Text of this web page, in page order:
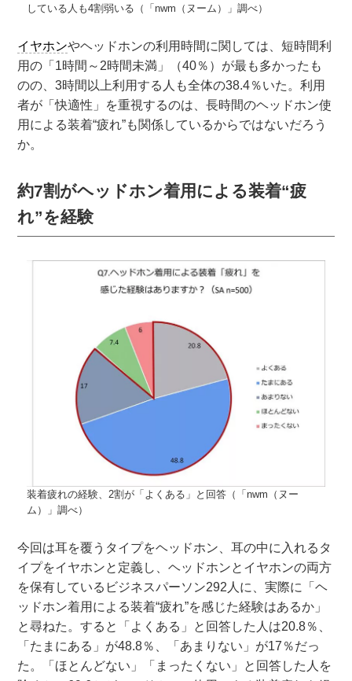
している人も4割弱いる（「nwm（ヌーム）」調べ）
イヤホンやヘッドホンの利用時間に関しては、短時間利
用の「1時間～2時間未満」（40％）が最も多かったも
のの、3時間以上利用する人も全体の38.4％いた。利用
者が「快適性」を重視するのは、長時間のヘッドホン使
用による装着“疲れ”も関係しているからではないだろう
か。
約7割がヘッドホン着用による装着“疲
れ”を経験
装着疲れの経験、2割が「よくある」と回答（「nwm（ヌー
ム）」調べ）
今回は耳を覆うタイプをヘッドホン、耳の中に入れるタ
イプをイヤホンと定義し、ヘッドホンとイヤホンの両方
を保有しているビジネスパーソン292人に、実際に「ヘ
ッドホン着用による装着“疲れ”を感じた経験はあるか」
と尋ねた。すると「よくある」と回答した人は20.8％、
「たまにある」が48.8％、「あまりない」が17％だっ
た。「ほとんどない」「まったくない」と回答した人を